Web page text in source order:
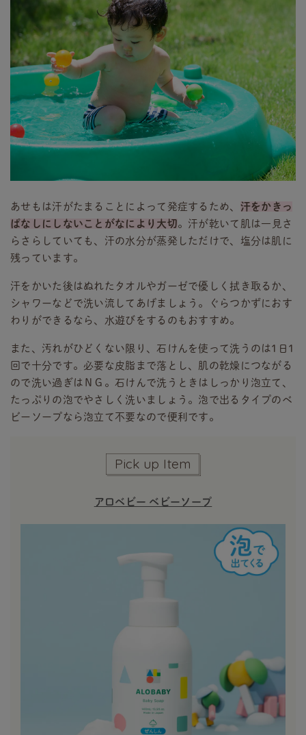
あせもは汗がたまることによって発症するため、 汗をかきっ
ぱなしにしないことがなにより大切。汗が乾いて肌は一見さ
らさらしていても、汗の水分が蒸発しただけで、塩分は肌に
残っています。
汗をかいた後はぬれたタオルやガーゼで優しく拭き取るか、
シャワーなどで洗い流してあげましょう。ぐらつかずにおす
わりができるなら、水遊びをするのもおすすめ。
また、汚れがひどくない限り、石けんを使って洗うのは1日1
回で十分です。必要な皮脂まで落とし、肌の乾燥につながる
ので洗い過ぎはＮＧ。石けんで洗うときはしっかり泡立て、
たっぷりの泡でやさしく洗いましょう。泡で出るタイプのベ
ビーソープなら泡立て不要なので便利です。
Pick up Item
アロベビー ベビーソープ